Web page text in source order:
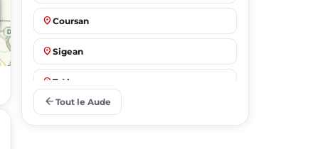
place Coursan
place Sigean
place Trèbes
arrow_back Tout le Aude